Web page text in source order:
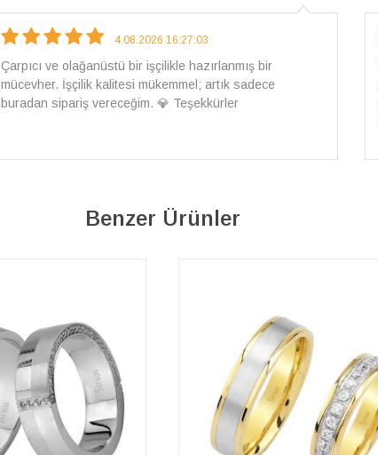
31.07.2026 12:46:04
Harika tam istediğim gibi geldi kargom ayrıca ilgili
arkadaşlara da teşekkür ederim çok ilgilendiler güvenle
alışveriş yapabilirsiniz ben artık tek Sirius tan ne lazımsa
Benzer Ürünler